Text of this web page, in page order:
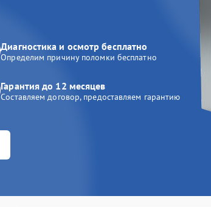
Диагностика и осмотр бесплатно
Определим причину поломки бесплатно
Гарантия до 12 месяцев
Составляем договор, предоставляем гарантию